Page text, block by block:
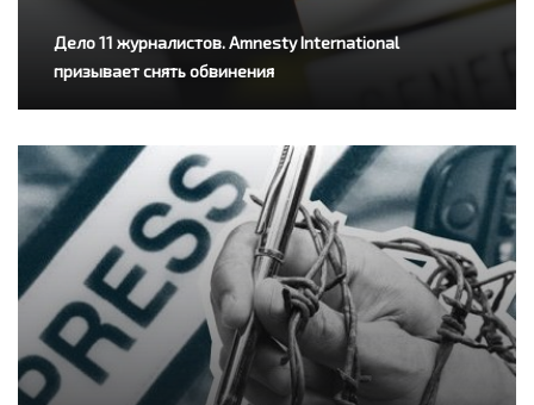
Дело 11 журналистов. Amnesty International
призывает снять обвинения